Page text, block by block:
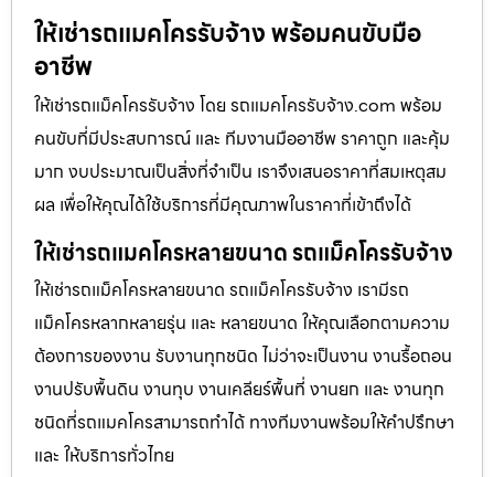
ให้เช่ารถแมคโครรับจ้าง พร้อมคนขับมือ
อาชีพ
ให้เช่ารถแม็คโครรับจ้าง โดย รถแมคโครรับจ้าง.com พร้อม
คนขับที่มีประสบการณ์ และ ทีมงานมืออาชีพ ราคาถูก และคุ้ม
มาก งบประมาณเป็นสิ่งที่จำเป็น เราจึงเสนอราคาที่สมเหตุสม
ผล เพื่อให้คุณได้ใช้บริการที่มีคุณภาพในราคาที่เข้าถึงได้
ให้เช่ารถแมคโครหลายขนาด รถแม็คโครรับจ้าง
ให้เช่ารถแม็คโครหลายขนาด รถแม็คโครรับจ้าง เรามีรถ
แม็คโครหลากหลายรุ่น และ หลายขนาด ให้คุณเลือกตามความ
ต้องการของงาน รับงานทุกชนิด ไม่ว่าจะเป็นงาน งานรื้อถอน
งานปรับพื้นดิน งานทุบ งานเคลียร์พื้นที่ งานยก และ งานทุก
ชนิดที่รถแมคโครสามารถทำได้ ทางทีมงานพร้อมให้คำปรึกษา
และ ให้บริการทั่วไทย